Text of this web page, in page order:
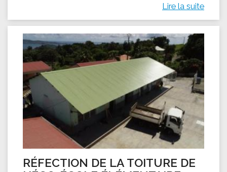
Lire la suite
RÉFECTION DE LA TOITURE DE